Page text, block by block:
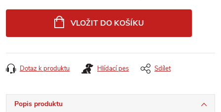
VLOŽIT DO KOŠÍKU
Dotaz k produktu Hlídací pes Sdílet
Popis produktu